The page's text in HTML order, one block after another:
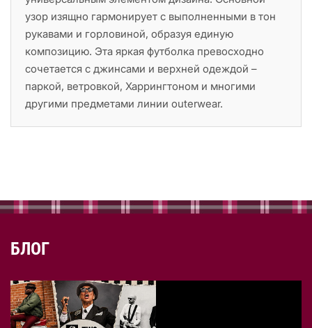
узор изящно гармонирует с выполненными в тон
рукавами и горловиной, образуя единую
композицию. Эта яркая футболка превосходно
сочетается с джинсами и верхней одеждой –
паркой, ветровкой, Харрингтоном и многими
другими предметами линии outerwear.
БЛОГ